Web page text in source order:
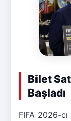
Bilet
Başladı
FIFA 2026-cı